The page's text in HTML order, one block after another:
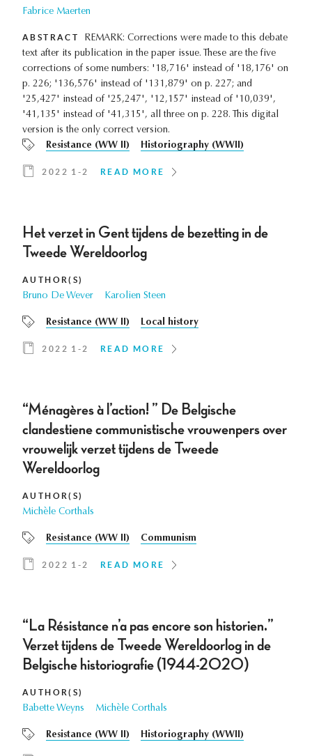
Fabrice Maerten
ABSTRACT
REMARK: Corrections were made to this debate
text after its publication in the paper issue. These are the five
corrections of some numbers: '18,716' instead of '18,176' on
p. 226; '136,576' instead of '131,879' on p. 227; and
'25,427' instead of '25,247', '12,157' instead of '10,039',
'41,135' instead of '41,315', all three on p. 228. This digital
version is the only correct version.
Resistance (WW II)
Historiography (WWII)
2022 1-2 READ MORE
Het verzet in Gent tijdens de bezetting in de
Tweede Wereldoorlog
AUTHOR(S)
Bruno De Wever Karolien Steen
Resistance (WW II) Local history
2022 1-2 READ MORE
“Ménagères à l’action! ” De Belgische
clandestiene communistische vrouwenpers over
vrouwelijk verzet tijdens de Tweede
Wereldoorlog
AUTHOR(S)
Michèle Corthals
Resistance (WW II) Communism
2022 1-2 READ MORE
“La Résistance n’a pas encore son historien.”
Verzet tijdens de Tweede Wereldoorlog in de
Belgische historiografie (1944-2020)
AUTHOR(S)
Babette Weyns Michèle Corthals
Resistance (WW II) Historiography (WWII)